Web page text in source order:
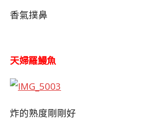
香氣撲鼻
天婦羅鰻魚
炸的熟度剛剛好